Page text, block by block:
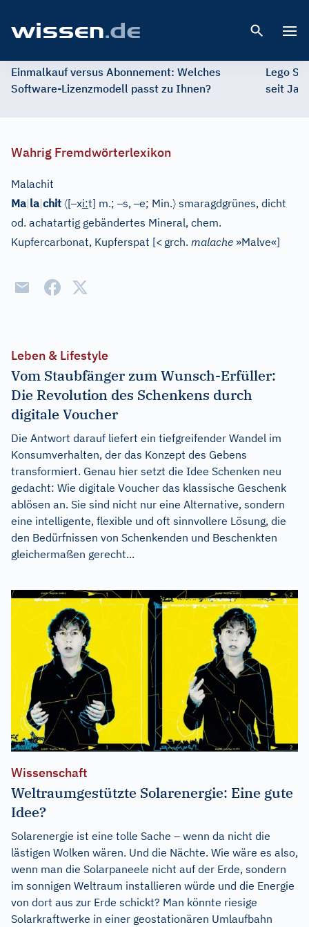
Einmalkauf versus Abonnement: Welches
Software-Lizenzmodell passt zu Ihnen?
Lego
seit
Wahrig Fremdwörterlexikon
Malachit
Ma|la|chit 〈[–xi:t] m.;–s,–e; Min.〉 smaragdgrünes, dicht
od. achatartig gebändertes Mineral, chem.
Kupfercarbonat, Kupferspat [< grch. malache »Malve«]
Leben & Lifestyle
Vom Staubfänger zum Wunsch-Erfüller:
Die Revolution des Schenkens durch
digitale Voucher
Die Antwort darauf liefert ein tiefgreifender Wandel im
Konsumverhalten, der das Konzept des Gebens
transformiert. Genau hier setzt die Idee Schenken neu
gedacht: Wie digitale Voucher das klassische Geschenk
ablösen an. Sie sind nicht nur eine Alternative, sondern
eine intelligente, flexible und oft sinnvollere Lösung, die
den Bedürfnissen von Schenkenden und Beschenkten
gleichermaßen gerecht...
Wissenschaft
Weltraumgestützte Solarenergie: Eine gute
Idee?
Solarenergie ist eine tolle Sache – wenn da nicht die
lästigen Wolken wären. Und die Nächte. Wie wäre es also,
wenn man die Solarpaneele nicht auf der Erde, sondern
im sonnigen Weltraum installieren würde und die Energie
von dort aus zur Erde schickt? Man könnte riesige
Solarkraftwerke in einer geostationären Umlaufbahn